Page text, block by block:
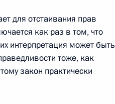
для отстаивания прав
как раз в том, что
интерпретация может быть
тоже, как
закон практически